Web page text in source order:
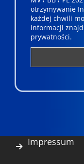
otrzymywanie
każdej chwili
informacji
prywatności.
Impressum